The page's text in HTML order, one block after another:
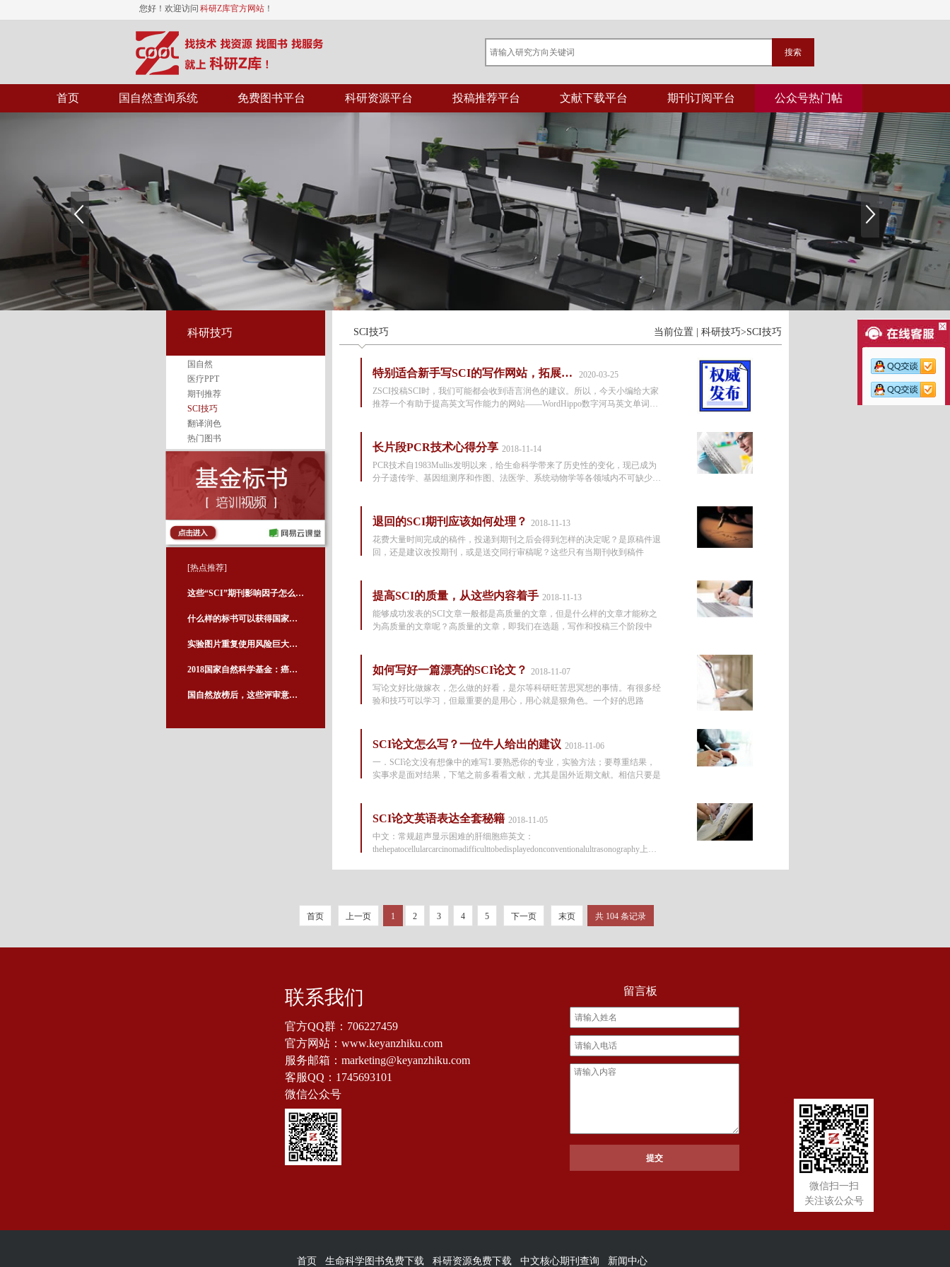
您好！欢迎访问 科研Z库官方网站 ！
首页 国自然查询系统 免费图书平台 科研资源平台 投稿推荐平台 文献下载平台 期刊订阅平台 公众号热门帖
科研技巧
国自然
医疗PPT
期刊推荐
SCI技巧
翻译润色
热门图书
[热点推荐]
这些“SCI”期刊影响因子怎么写，好尴尬
什么样的标书可以获得国家自然基金委的资助？
实验图片重复使用风险巨大，切勿自作聪明、自毁前程！！！
2018国家自然科学基金：癌基因研究项目
国自然放榜后，这些评审意见有何深意？
SCI技巧 当前位置 | 科研技巧>SCI技巧
特别适合新手写SCI的写作网站，拓展写作词汇、写作思路必备！
2020-03-25
ZSCI投稿SCI时，我们可能都会收到语言润色的建议。所以，今天小编给大家
推荐一个有助于提高英文写作能力的网站——WordHippo数字河马英文单词查
长片段PCR技术心得分享 2018-11-14
PCR技术自1983Mullis发明以来，给生命科学带来了历史性的变化，现已成为
分子遗传学、基因组测序和作图、法医学、系统动物学等各领域内不可缺少的
退回的SCI期刊应该如何处理？ 2018-11-13
花费大量时间完成的稿件，投递到期刊之后会得到怎样的决定呢？是原稿件退
回，还是建议改投期刊，或是送交同行审稿呢？这些只有当期刊收到稿件
提高SCI的质量，从这些内容着手 2018-11-13
能够成功发表的SCI文章一般都是高质量的文章，但是什么样的文章才能称之
为高质量的文章呢？高质量的文章，即我们在选题，写作和投稿三个阶段中
如何写好一篇漂亮的SCI论文？ 2018-11-07
写论文好比做嫁衣，怎么做的好看，是尔等科研旺苦思冥想的事情。有很多经
验和技巧可以学习，但最重要的是用心，用心就是狠角色。一个好的思路
SCI论文怎么写？一位牛人给出的建议 2018-11-06
一．SCI论文没有想像中的难写1.要熟悉你的专业，实验方法；要尊重结果，
实事求是面对结果，下笔之前多看看文献，尤其是国外近期文献。相信只要是
SCI论文英语表达全套秘籍 2018-11-05
中文：常规超声显示困难的肝细胞癌英文：
thehepatocellularcarcinomadifficulttobedisplayedonconventionalultrasonography上面
首页 上一页 1 2 3 4 5 下一页 末页 共 104 条记录
联系我们
官方QQ群： 706227459
官方网站：www.keyanzhiku.com
服务邮箱：marketing@keyanzhiku.com
客服QQ： 1745693101
微信公众号
留言板
微信扫一扫
关注该公众号
首页 生命科学图书免费下载 科研资源免费下载 中文核心期刊查询 新闻中心